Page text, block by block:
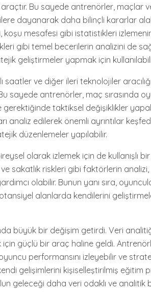
Bu sayede antrenörler, maçlar
dayanarak daha bilinçli kararlar
mesafesi gibi istatistikleri
gibi temel becerilerin analizini de
geliştirmeler yapmak için
saatler ve diğer ileri teknolojiler
sayede antrenörler, maç sırasında
gerektiğinde taktiksel değişiklikler
analiz edilerek önemli ayrıntılar
düzenlemeler yapılabilir.
olarak izlemek için de kullanışlı bir
sakatlık riskleri gibi faktörlerin analizi,
olabilir. Bunun yanı sıra,
alanlarda kendilerini
büyük bir değişim getirdi. Veri
için güçlü bir araç haline geldi.
performansını izleyebilir ve
gelişimlerini kişiselleştirilmiş eğitim
geleceği daha veri odaklı ve analitik